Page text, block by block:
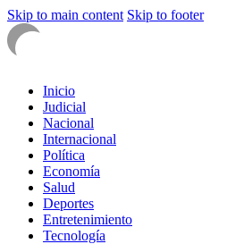
Skip to main content Skip to footer
Inicio
Judicial
Nacional
Internacional
Política
Economía
Salud
Deportes
Entretenimiento
Tecnología